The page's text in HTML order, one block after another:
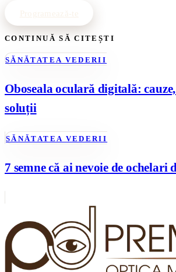
Programează-te
CONTINUĂ SĂ CITEȘTI
SĂNĂTATEA VEDERII
Oboseala oculară digitală:
soluții
SĂNĂTATEA VEDERII
7 semne că ai nevoie de ochelari